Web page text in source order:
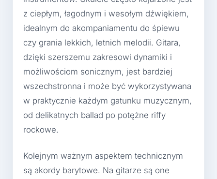
z ciepłym, łagodnym i wesołym dźwiękiem,
idealnym do akompaniamentu do śpiewu
czy grania lekkich, letnich melodii. Gitara,
dzięki szerszemu zakresowi dynamiki i
możliwościom sonicznym, jest bardziej
wszechstronna i może być wykorzystywana
w praktycznie każdym gatunku muzycznym,
od delikatnych ballad po potężne riffy
rockowe.
Kolejnym ważnym aspektem technicznym
są akordy barytowe. Na gitarze są one